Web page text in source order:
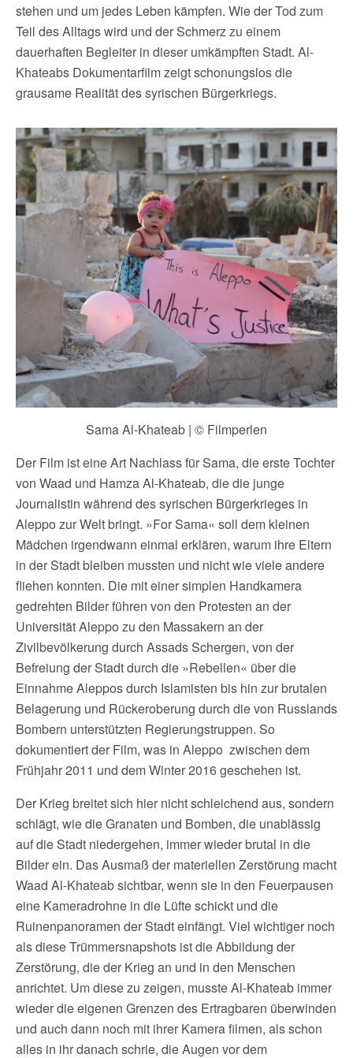
stehen und um jedes Leben kämpfen. Wie der Tod zum
Teil des Alltags wird und der Schmerz zu einem
dauerhaften Begleiter in dieser umkämpften Stadt. Al-
Khateabs Dokumentarfilm zeigt schonungslos die
grausame Realität des syrischen Bürgerkriegs.
Sama Al-Khateab | © Filmperlen
Der Film ist eine Art Nachlass für Sama, die erste Tochter
von Waad und Hamza Al-Khateab, die die junge
Journalistin während des syrischen Bürgerkrieges in
Aleppo zur Welt bringt. »For Sama« soll dem kleinen
Mädchen irgendwann einmal erklären, warum ihre Eltern
in der Stadt bleiben mussten und nicht wie viele andere
fliehen konnten. Die mit einer simplen Handkamera
gedrehten Bilder führen von den Protesten an der
Universität Aleppo zu den Massakern an der
Zivilbevölkerung durch Assads Schergen, von der
Befreiung der Stadt durch die »Rebellen« über die
Einnahme Aleppos durch Islamisten bis hin zur brutalen
Belagerung und Rückeroberung durch die von Russlands
Bombern unterstützten Regierungstruppen. So
dokumentiert der Film, was in Aleppo zwischen dem
Frühjahr 2011 und dem Winter 2016 geschehen ist.
Der Krieg breitet sich hier nicht schleichend aus, sondern
schlägt, wie die Granaten und Bomben, die unablässig
auf die Stadt niedergehen, immer wieder brutal in die
Bilder ein. Das Ausmaß der materiellen Zerstörung macht
Waad Al-Khateab sichtbar, wenn sie in den Feuerpausen
eine Kameradrohne in die Lüfte schickt und die
Ruinenpanoramen der Stadt einfängt. Viel wichtiger noch
als diese Trümmersnapshots ist die Abbildung der
Zerstörung, die der Krieg an und in den Menschen
anrichtet. Um diese zu zeigen, musste Al-Khateab immer
wieder die eigenen Grenzen des Ertragbaren überwinden
und auch dann noch mit ihrer Kamera filmen, als schon
alles in ihr danach schrie, die Augen vor dem